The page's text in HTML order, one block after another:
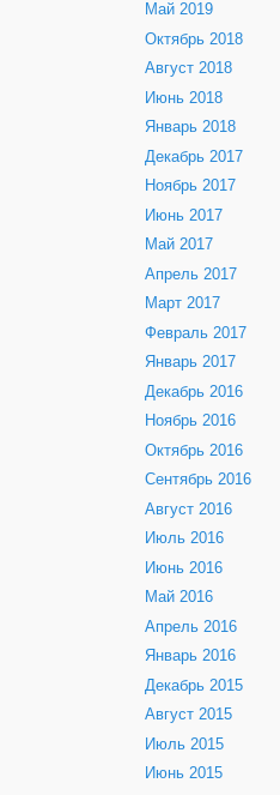
Май 2019
Октябрь 2018
Август 2018
Июнь 2018
Январь 2018
Декабрь 2017
Ноябрь 2017
Июнь 2017
Май 2017
Апрель 2017
Март 2017
Февраль 2017
Январь 2017
Декабрь 2016
Ноябрь 2016
Октябрь 2016
Сентябрь 2016
Август 2016
Июль 2016
Июнь 2016
Май 2016
Апрель 2016
Январь 2016
Декабрь 2015
Август 2015
Июль 2015
Июнь 2015